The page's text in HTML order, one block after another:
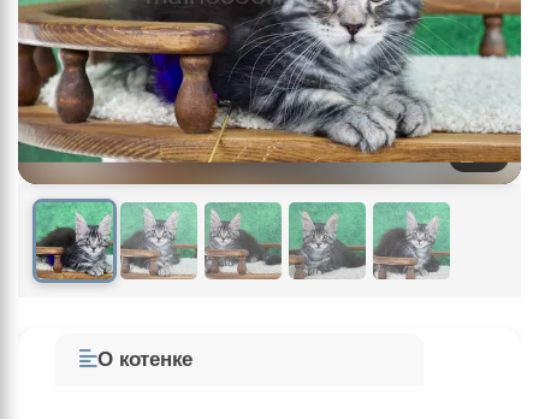
1 / 5
О котенке